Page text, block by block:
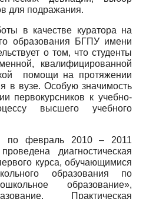
для подражания.
в качестве куратора на
образования БГПУ имени
о том, что студенты
квалифицированной
помощи на протяжении
в вузе. Особую значимость
первокурсников к учебно-
высшего учебного
по февраль 2010 – 2011
диагностическая
курса, обучающимися
образования по
образование»,
Практическая